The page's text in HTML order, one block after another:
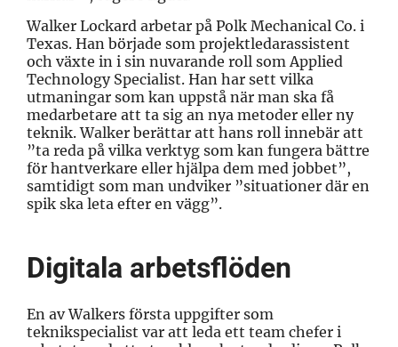
Walker Lockard arbetar på Polk Mechanical Co. i
Texas. Han började som projektledarassistent
och växte in i sin nuvarande roll som Applied
Technology Specialist. Han har sett vilka
utmaningar som kan uppstå när man ska få
medarbetare att ta sig an nya metoder eller ny
teknik. Walker berättar att hans roll innebär att
”ta reda på vilka verktyg som kan fungera bättre
för hantverkare eller hjälpa dem med jobbet”,
samtidigt som man undviker ”situationer där en
spik ska leta efter en vägg”.
Digitala arbetsflöden
En av Walkers första uppgifter som
teknikspecialist var att leda ett team chefer i